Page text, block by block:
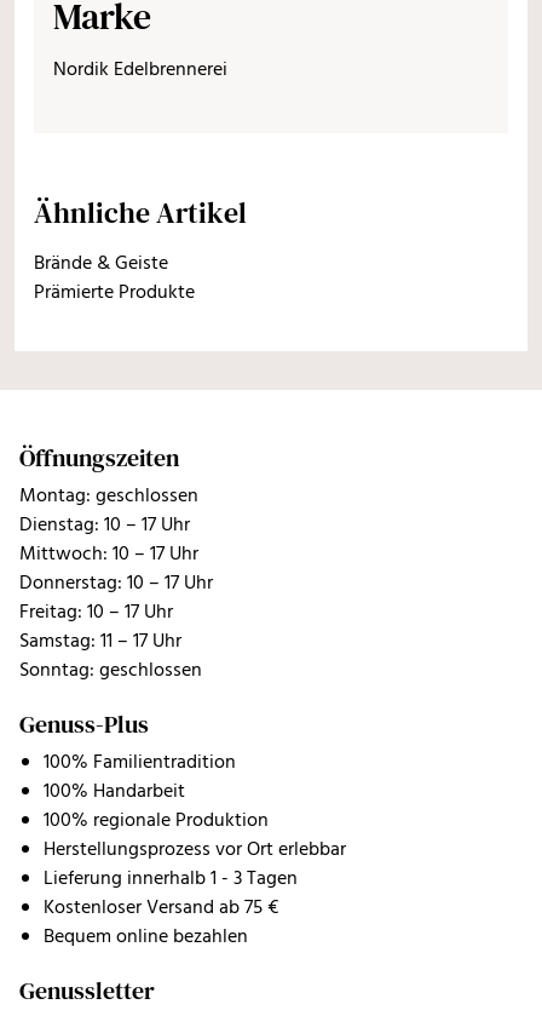
Marke
Nordik Edelbrennerei
Ähnliche Artikel
Brände & Geiste
Prämierte Produkte
Öffnungszeiten
Montag: geschlossen
Dienstag: 10 – 17 Uhr
Mittwoch: 10 – 17 Uhr
Donnerstag: 10 – 17 Uhr
Freitag: 10 – 17 Uhr
Samstag: 11 – 17 Uhr
Sonntag: geschlossen
Genuss-Plus
100% Familientradition
100% Handarbeit
100% regionale Produktion
Herstellungsprozess vor Ort erlebbar
Lieferung innerhalb 1 - 3 Tagen
Kostenloser Versand ab 75 €
Bequem online bezahlen
Genussletter